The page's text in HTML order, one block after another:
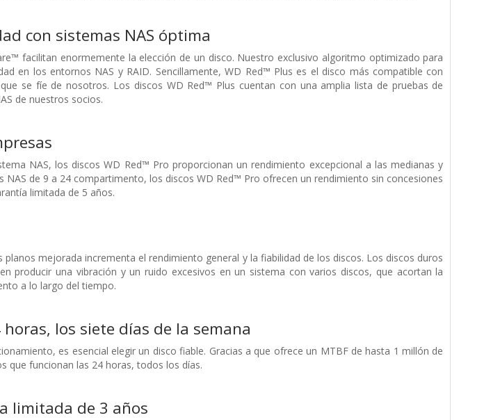
con sistemas NAS óptima
facilitan enormemente la elección de un disco. Nuestro exclusivo algoritmo optimizado para
en los entornos NAS y RAID. Sencillamente, WD Red™ Plus es el disco más compatible con
se fíe de nosotros. Los discos WD Red™ Plus cuentan con una amplia lista de pruebas de
de nuestros socios.
NAS, los discos WD Red™ Pro proporcionan un rendimiento excepcional a las medianas y
NAS de 9 a 24 compartimento, los discos WD Red™ Pro ofrecen un rendimiento sin concesiones
limitada de 5 años.
mejorada incrementa el rendimiento general y la fiabilidad de los discos. Los discos duros
producir una vibración y un ruido excesivos en un sistema con varios discos, que acortan la
a lo largo del tiempo.
los siete días de la semana
es esencial elegir un disco fiable. Gracias a que ofrece un MTBF de hasta 1 millón de
que funcionan las 24 horas, todos los días.
limitada de 3 años